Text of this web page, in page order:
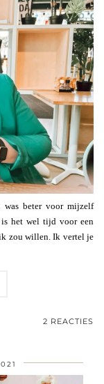
was beter voor mijzelf
het wel tijd voor een
zou willen. Ik vertel je
2 REACTIES